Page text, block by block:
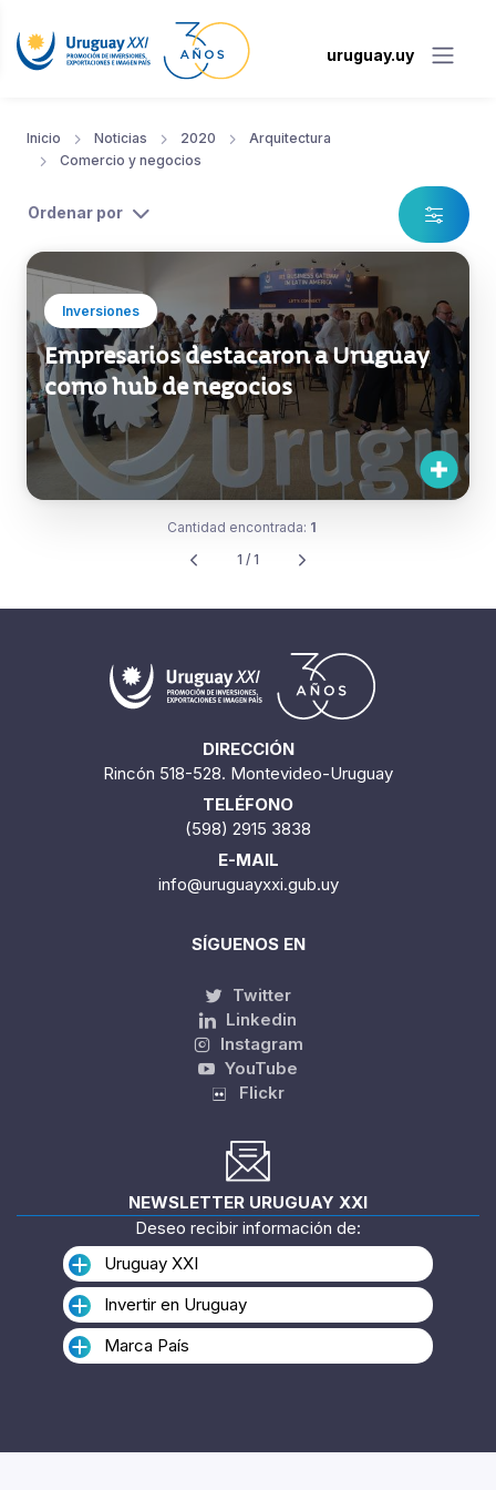
uruguay.uy
Inicio Noticias 2020
Arquitectura
Comercio y negocios
Ordenar por
Inversiones
Empresarios destacaron a Uruguay
como hub de negocios
Cantidad encontrada: 1
1 / 1
DIRECCIÓN
Rincón 518-528. Montevideo-Uruguay
TELÉFONO
(598) 2915 3838
E-MAIL
info@uruguayxxi.gub.uy
SÍGUENOS EN
Twitter
Linkedin
Instagram
YouTube
Flickr
NEWSLETTER URUGUAY XXI
Deseo recibir información de:
Uruguay XXI
Invertir en Uruguay
Marca País